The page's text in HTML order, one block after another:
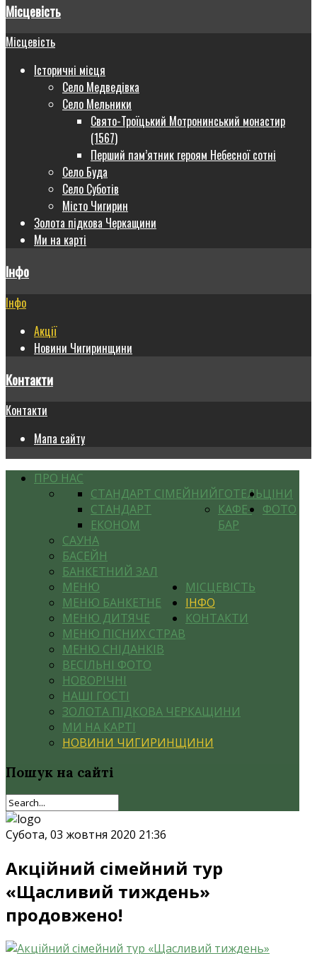
Місцевість
Місцевість
Історичні місця
Село Медведівка
Село Мельники
Свято-Троїцький Мотронинський монастир
(1567)
Перший пам’ятник героям Небесної сотні
Село Буда
Село Суботів
Місто Чигирин
Золота підкова Черкащини
Ми на карті
Інфо
Інфо
Акції
Новини Чигиринщини
Контакти
Контакти
Мапа сайту
ПРО НАС
ГОТЕЛЬ
СТАНДАРТ СІМЕЙНИЙ
СТАНДАРТ
ЕКОНОМ
КАФЕ-
БАР
САУНА
БАСЕЙН
БАНКЕТНИЙ ЗАЛ
ЦІНИ
МЕНЮ
МЕНЮ БАНКЕТНЕ
МЕНЮ ДИТЯЧЕ
МЕНЮ ПІСНИХ СТРАВ
МЕНЮ СНІДАНКІВ
ФОТО
ВЕСІЛЬНІ ФОТО
НОВОРІЧНІ
НАШІ ГОСТІ
МІСЦЕВІСТЬ
ЗОЛОТА ПІДКОВА ЧЕРКАЩИНИ
МИ НА КАРТІ
ІНФО
НОВИНИ ЧИГИРИНЩИНИ
КОНТАКТИ
Пошук на сайті
Субота, 03 жовтня 2020 21:36
Акційний сімейний тур
«Щасливий тиждень»
продовжено!